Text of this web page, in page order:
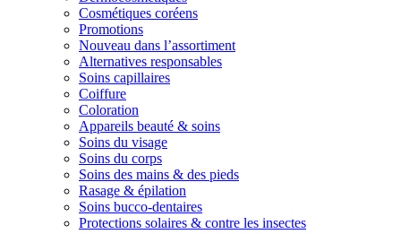
Cosmétiques coréens
Promotions
Nouveau dans l’assortiment
Alternatives responsables
Soins capillaires
Coiffure
Coloration
Appareils beauté & soins
Soins du visage
Soins du corps
Soins des mains & des pieds
Rasage & épilation
Soins bucco-dentaires
Protections solaires & contre les insectes